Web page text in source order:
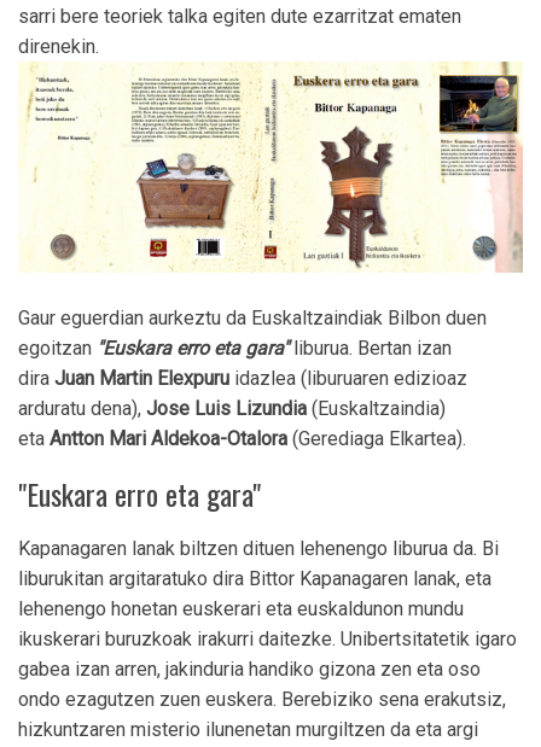
sarri bere teoriek talka egiten dute ezarritzat ematen
direnekin.
Gaur eguerdian aurkeztu da Euskaltzaindiak Bilbon duen
egoitzan "Euskara erro eta gara"liburua. Bertan izan
dira Juan Martin Elexpuru idazlea (liburuaren edizioaz
arduratu dena), Jose Luis Lizundia (Euskaltzaindia)
eta Antton Mari Aldekoa-Otalora (Gerediaga Elkartea).
"Euskara erro eta gara"
Kapanagaren lanak biltzen dituen lehenengo liburua da. Bi
liburukitan argitaratuko dira Bittor Kapanagaren lanak, eta
lehenengo honetan euskerari eta euskaldunon mundu
ikuskerari buruzkoak irakurri daitezke. Unibertsitatetik igaro
gabea izan arren, jakinduria handiko gizona zen eta oso
ondo ezagutzen zuen euskera. Berebiziko sena erakutsiz,
hizkuntzaren misterio ilunenetan murgiltzen da eta argi